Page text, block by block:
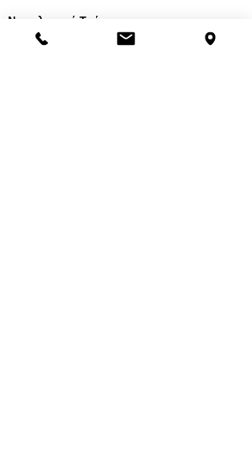
Νοσηλευτικά Τμήματα
Χειμερινό ωράριο: 11.00-13.00
17.30-19.30